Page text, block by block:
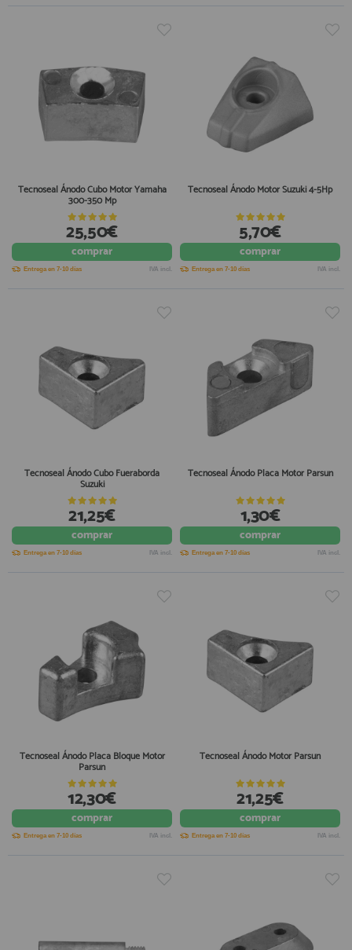
Tecnoseal Ánodo Cubo Motor Yamaha
300-350 Mp
25,50€
comprar
Entrega en 7-10 días IVA incl.
Tecnoseal Ánodo Motor Suzuki 4-5Hp
5,70€
comprar
Entrega en 7-10 días IVA incl.
Tecnoseal Ánodo Cubo Fueraborda
Suzuki
21,25€
comprar
Entrega en 7-10 días IVA incl.
Tecnoseal Ánodo Placa Motor Parsun
1,30€
comprar
Entrega en 7-10 días IVA incl.
Tecnoseal Ánodo Placa Bloque Motor
Parsun
12,30€
comprar
Entrega en 7-10 días IVA incl.
Tecnoseal Ánodo Motor Parsun
21,25€
comprar
Entrega en 7-10 días IVA incl.